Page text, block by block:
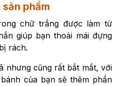
phẩm
chữ trắng được làm từ
giúp bạn thoải mái đựng
rách.
nhưng cũng rất bắt mắt, với
của bạn sẽ thêm phần